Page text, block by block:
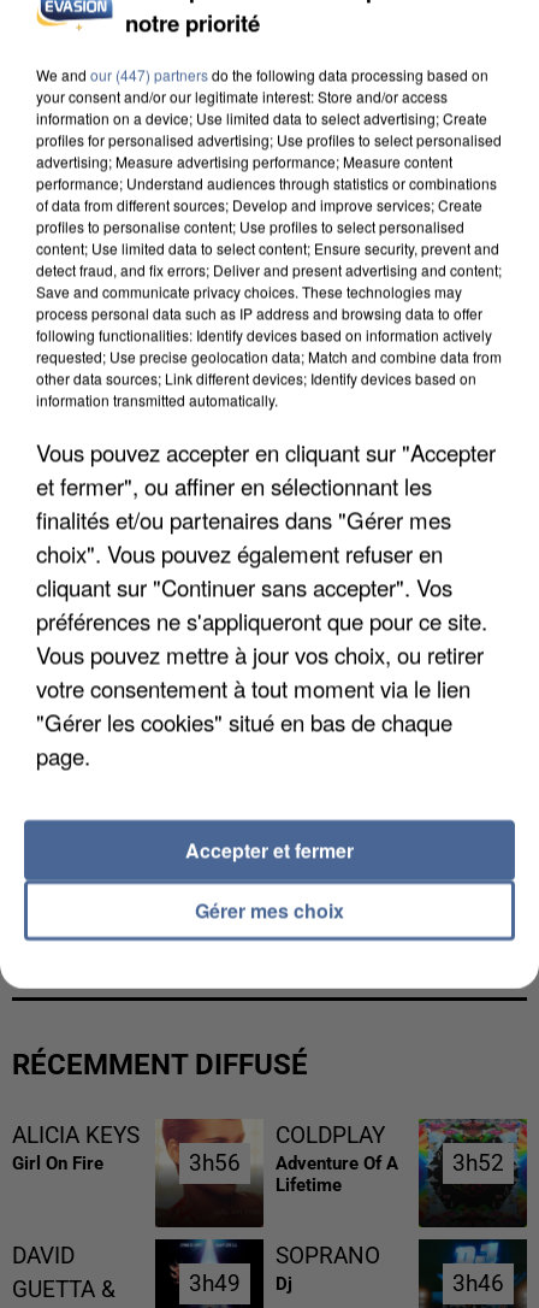
DE SOLIDARITÉ AVEC LES...
APRÈS TOUTES CES CANICULES, LES REFUGES
DE FAUNE SAUVAGE SONT...
L’UN DES FONDATEURS SUPPOSÉS DE LA DZ
MAFIA INTERPELLÉ EN ALGÉRIE
RÉCEMMENT DIFFUSÉ
ALICIA KEYS
Girl On Fire 3h56
3h56
COLDPLAY
Adventure Of A
Lifetime
3h52
3h52
DAVID
GUETTA &
3h49
3h49
SOPRANO
Dj 3h46
3h46
notre priorité
We and our (447) partnersdo the following data processing based on
your consent and/or our legitimate interest: Store and/or access
information on a device; Use limited data to select advertising; Create
profiles for personalised advertising; Use profiles to select personalised
advertising; Measure advertising performance; Measure content
performance; Understand audiences through statistics or combinations
of data from different sources; Develop and improve services; Create
profiles to personalise content; Use profiles to select personalised
content; Use limited data to select content; Ensure security, prevent and
detect fraud, and fix errors; Deliver and present advertising and content;
Save and communicate privacy choices. These technologies may
process personal data such as IP address and browsing data to offer
following functionalities: Identify devices based on information actively
requested; Use precise geolocation data; Match and combine data from
other data sources; Link different devices; Identify devices based on
information transmitted automatically.
Vous pouvez accepter en cliquant sur "Accepter
et fermer", ou affiner en sélectionnant les
finalités et/ou partenaires dans "Gérer mes
choix". Vous pouvez également refuser en
cliquant sur "Continuer sans accepter". Vos
préférences ne s'appliqueront que pour ce site.
Vous pouvez mettre à jour vos choix, ou retirer
votre consentement à tout moment via le lien
"Gérer les cookies" situé en bas de chaque
page.
Gérer mes choix
Accepter et fermer